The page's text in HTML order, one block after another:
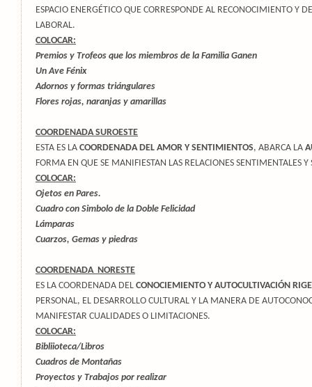
ESPACIO ENERGÉTICO QUE CORRESPONDE AL RECONOCIMIENTO Y
LABORAL.
COLOCAR:
Premios y Trofeos que los miembros de la Familia Ganen
Un Ave Fénix
Adornos y formas triángulares
Flores rojas, naranjas y amarillas
COORDENADA SUROESTE
ESTA ES LA COORDENADA DEL AMOR Y SENTIMIENTOS, ABARCA LA
FORMA EN QUE SE MANIFIESTAN LAS RELACIONES SENTIMENTALES Y
COLOCAR:
Ojetos en Pares.
Cuadro con Simbolo de la Doble Felicidad
Lámparas
Cuarzos, Gemas y piedras
COORDENADA NORESTE
ES LA COORDENADA DEL CONOCIEMIENTO Y AUTOCULTIVACIÓN
PERSONAL, EL DESARROLLO CULTURAL Y LA MANERA DE
MANIFESTAR CUALIDADES O LIMITACIONES.
COLOCAR:
Bibliioteca/Libros
Cuadros de Montañas
Proyectos y Trabajos por realizar